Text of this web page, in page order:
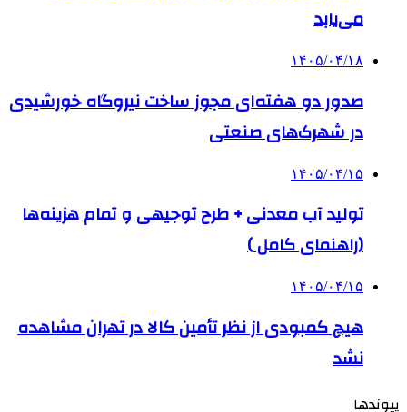
می‌یابد
۱۴۰۵/۰۴/۱۸
صدور دو هفته‌ای مجوز ساخت نیروگاه خورشیدی
در شهرک‌های صنعتی
۱۴۰۵/۰۴/۱۵
تولید آب معدنی + طرح توجیهی و تمام هزینه‌ها
(راهنمای کامل )
۱۴۰۵/۰۴/۱۵
هیچ کمبودی از نظر تأمین کالا در تهران مشاهده
نشد
پیوندها